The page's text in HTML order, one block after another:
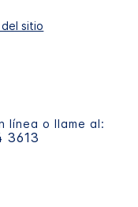
sitio
línea o llame al:
3613